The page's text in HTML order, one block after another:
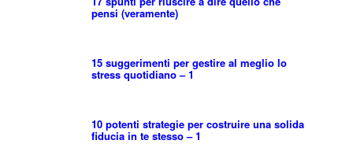
pensi (veramente)
15 suggerimenti per gestire al meglio lo
stress quotidiano – 1
10 potenti strategie per costruire una solida
fiducia in te stesso – 1